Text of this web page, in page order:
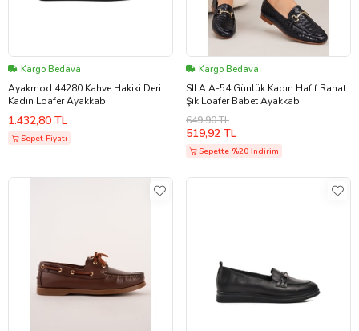
Kargo Bedava
Ayakmod 44280 Kahve Hakiki Deri
Kadın Loafer Ayakkabı
1.432,80 TL
Sepet Fiyatı
Kargo Bedava
SILA A-54 Günlük Kadın Hafif Rahat
Şık Loafer Babet Ayakkabı
649,90 TL
519,92 TL
Sepette %20 İndirim